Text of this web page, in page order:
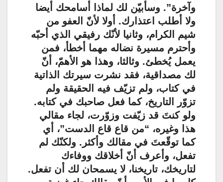
وآخرة”. وسأبيّن لك لماذا أسامحك أيضا
ولا أطلب اعتذارك. أولا لأنّ العفو من
شيم الكرام، وثانيا لأنّك رفيقي الذي أحبّه
وأحترم مسيرة نضاله مهما أخطأ، فمن
يعمل يُخطئ. وثالثا، وهذا هو الأهمّ، أنّ
لك مصداقية، فقد نشرت سيرتك الذاتية
في كتاب، ولم تزيّف فيه الحقيقة ولم
تزوّر التاريخ، كما فعل صاحبك في كتابه.
ولو كنتَ قد زيّفت وزوّرت، لجاء مقالي
هذا وغيره، “من قاع قاع الدست”، أي
كما توقّعتَ في مقالك وأكثر. ولكنّك لم
تفعل، وأعرف أنّ أخلاقك ووفاءك
لتاريخك، تاريخنا، لا يسمحان لك أن تفعل.